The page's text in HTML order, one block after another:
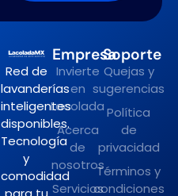
Red de
lavanderías
inteligentes
disponibles.
Tecnología
y
comodidad
Empresa
Invierte
en
Lacolada
Acerca
de
nosotros
Servicios
Soporte
Quejas y
sugerencias
Política
de
privacidad
Términos y
condiciones